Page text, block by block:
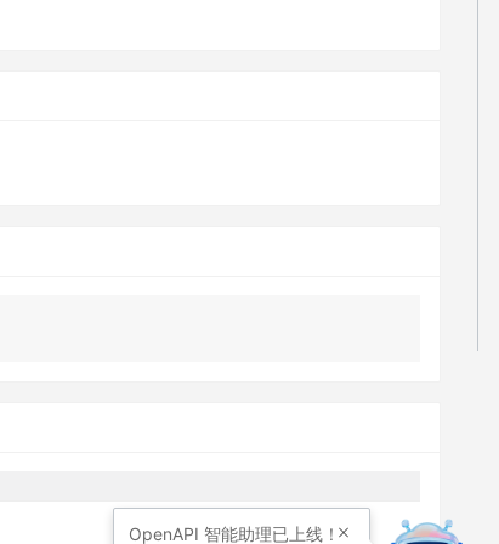
OpenAPI 智能助理已上线！